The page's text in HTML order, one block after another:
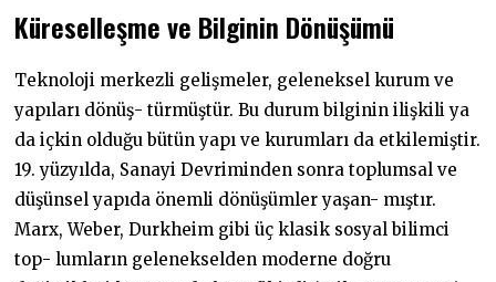
Küreselleşme ve Bilginin Dönüşümü
Teknoloji merkezli gelişmeler, geleneksel kurum ve
yapıları dönüş- türmüştür. Bu durum bilginin ilişkili ya
da içkin olduğu bütün yapı ve kurumları da etkilemiştir.
19. yüzyılda, Sanayi Devriminden sonra toplumsal ve
düşünsel yapıda önemli dönüşümler yaşan- mıştır.
Marx, Weber, Durkheim gibi üç klasik sosyal bilimci
top- lumların gelenekselden moderne doğru